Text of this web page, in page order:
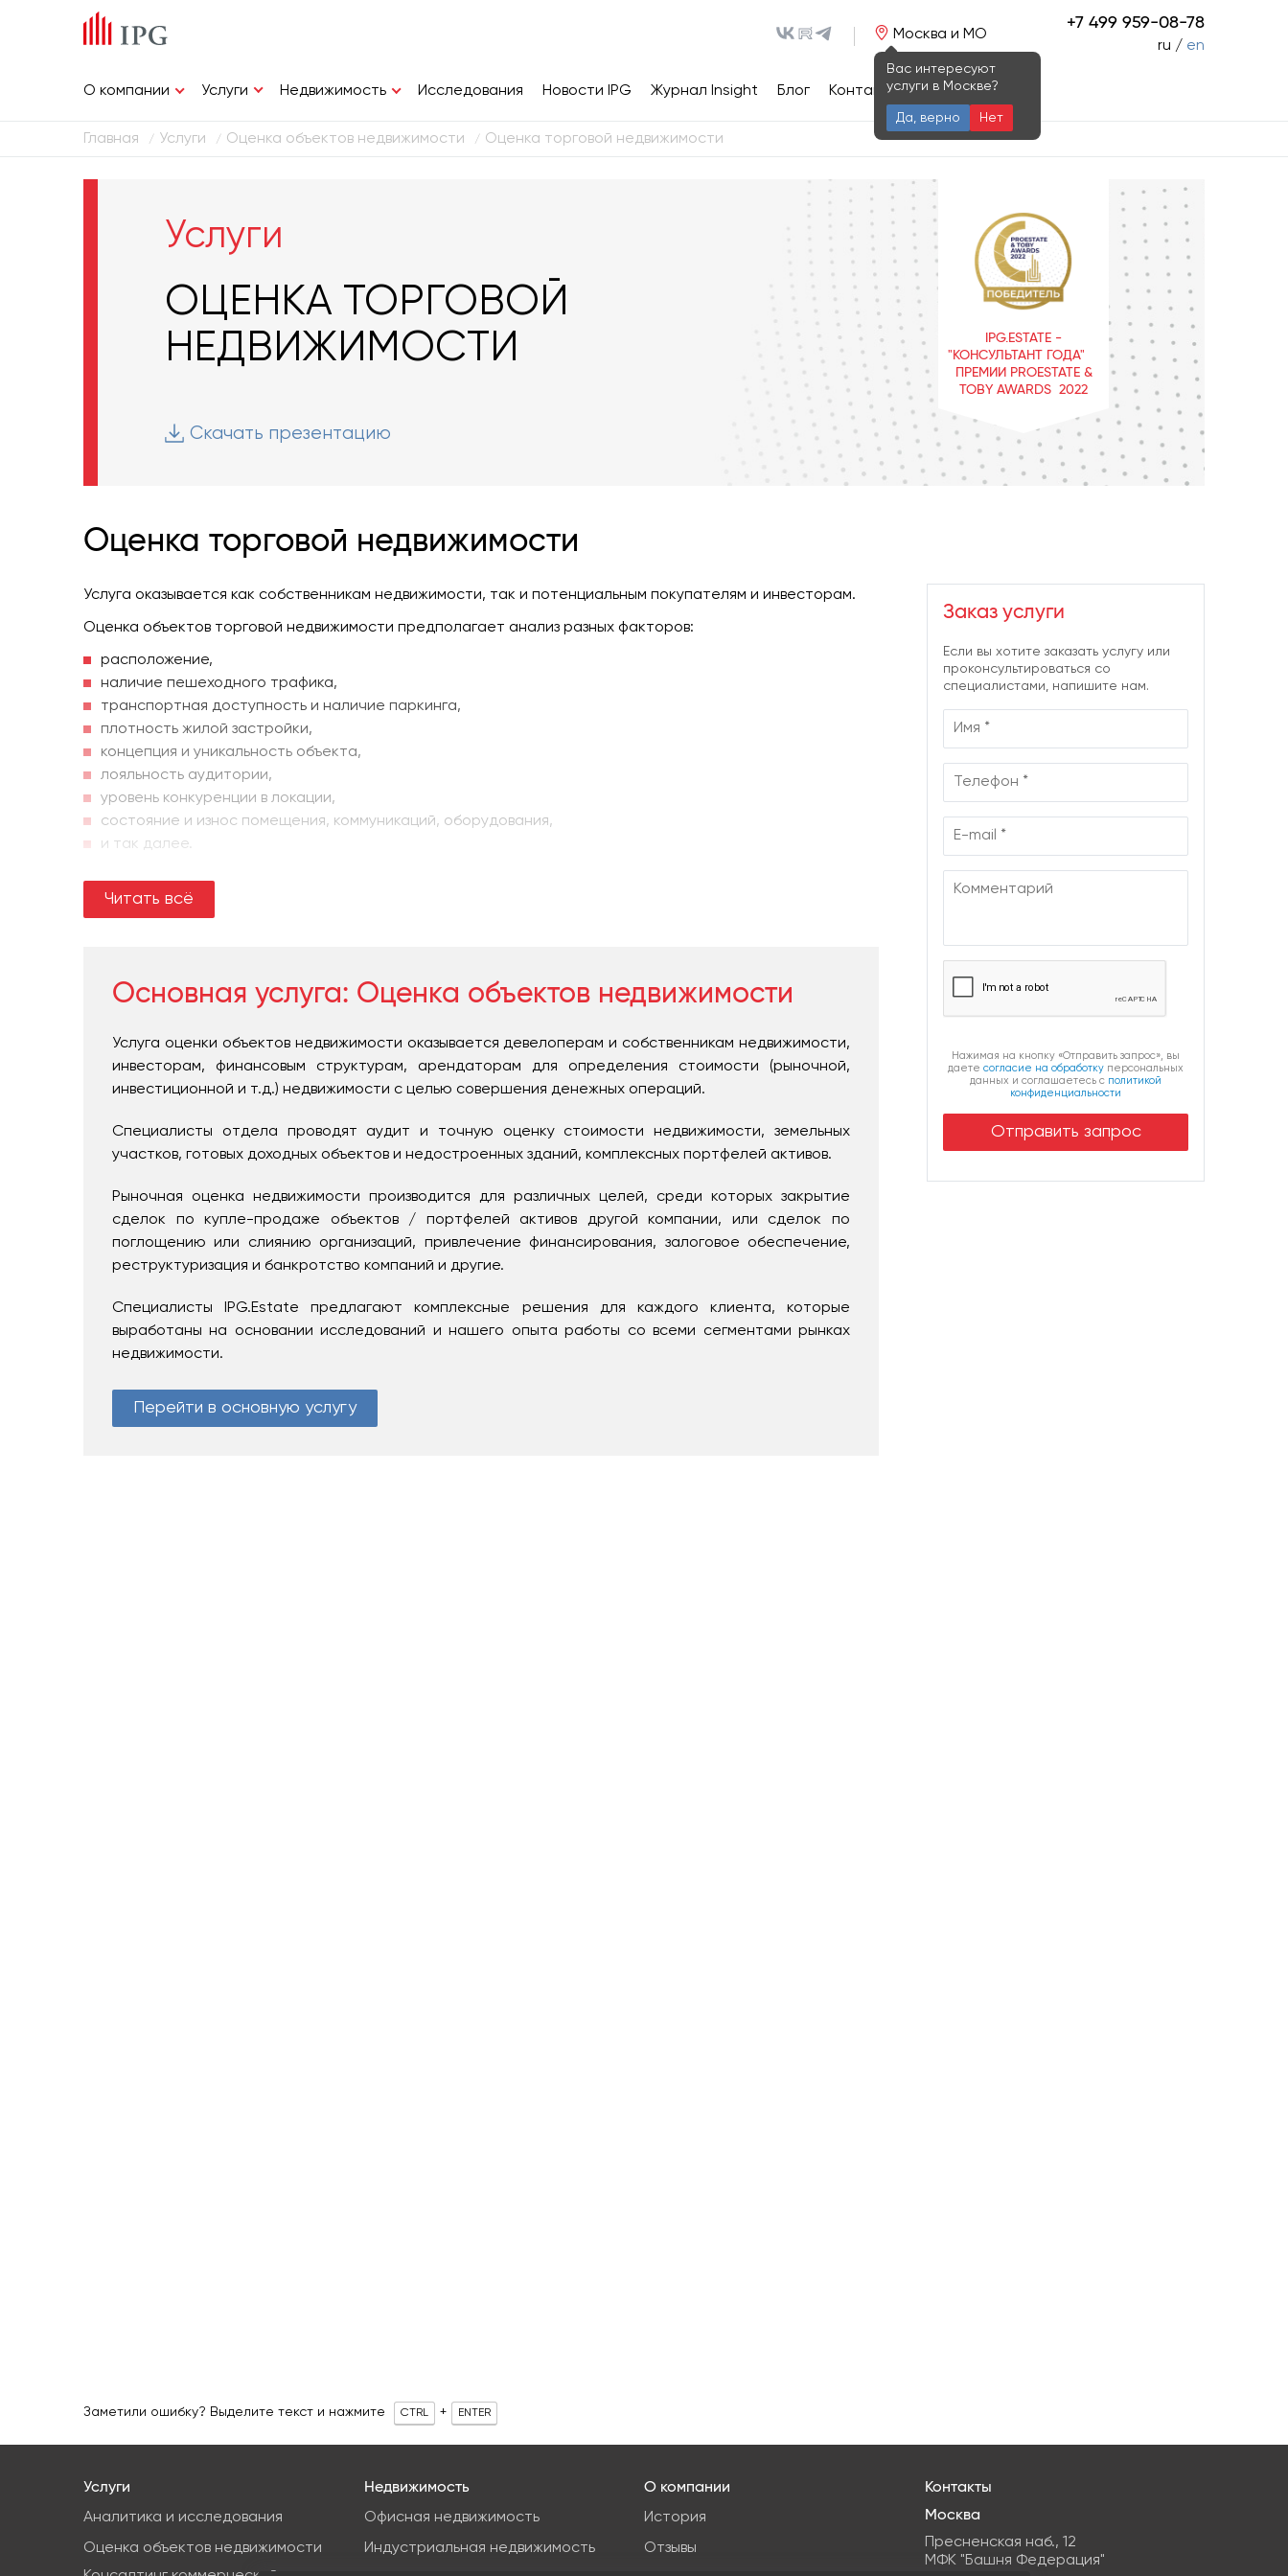
Москва и МО
Вас интересуют
услуги в Москве?
Да, верно Нет
+7 499 959-08-78
ru / en
О компании Услуги Недвижимость Исследования Новости IPG Журнал Insight Блог Контакты
Главная / Услуги / Оценка объектов недвижимости / Оценка торговой недвижимости
Услуги
ОЦЕНКА ТОРГОВОЙ
НЕДВИЖИМОСТИ
Скачать презентацию
IPG.ESTATE -
"КОНСУЛЬТАНТ ГОДА"
ПРЕМИИ PROESTATE &
TOBY AWARDS 2022
Оценка торговой недвижимости
Услуга оказывается как собственникам недвижимости, так и потенциальным покупателям и инвесторам.
Оценка объектов торговой недвижимости предполагает анализ разных факторов:
расположение,
наличие пешеходного трафика,
транспортная доступность и наличие паркинга,
плотность жилой застройки,
концепция и уникальность объекта,
лояльность аудитории,
уровень конкуренции в локации,
состояние и износ помещения, коммуникаций, оборудования,
и так далее.
Цели оценки объекта торговой недвижимости: совершение сделки по купле-продаже, использование
объекта в качестве залогового предмета при получении кредитования, передача в управление,
помещения в соответствии Федеральным стандартам оценочной деятельности (№135-ФЗ «Об оценочной
деятельности в Российской Федерации»), стандартами оценочной деятельности СРО -
Читать всё
Основная услуга: Оценка объектов недвижимости
Услуга оценки объектов недвижимости оказывается девелоперам и собственникам недвижимости,
инвесторам, финансовым структурам, арендаторам для определения стоимости (рыночной,
инвестиционной и т.д.) недвижимости с целью совершения денежных операций.
Специалисты отдела проводят аудит и точную оценку стоимости недвижимости, земельных
участков, готовых доходных объектов и недостроенных зданий, комплексных портфелей активов.
Рыночная оценка недвижимости производится для различных целей, среди которых закрытие
сделок по купле-продаже объектов / портфелей активов другой компании, или сделок по
поглощению или слиянию организаций, привлечение финансирования, залоговое обеспечение,
реструктуризация и банкротство компаний и другие.
Специалисты IPG.Estate предлагают комплексные решения для каждого клиента, которые
выработаны на основании исследований и нашего опыта работы со всеми сегментами рынках
недвижимости.
Перейти в основную услугу
Заказ услуги
Если вы хотите заказать услугу или
проконсультироваться со
специалистами, напишите нам.
Нажимая на кнопку «Отправить запрос», вы
даете согласие на обработку персональных
данных и соглашаетесь c политикой
конфиденциальности
Заметили ошибку? Выделите текст и нажмите CTRL + ENTER
Услуги
Аналитика и исследования
Оценка объектов недвижимости
Недвижимость
Офисная недвижимость
Индустриальная недвижимость
О компании
История
Отзывы
Контакты
Москва
Пресненская наб., 12
МФК "Башня Федерация"